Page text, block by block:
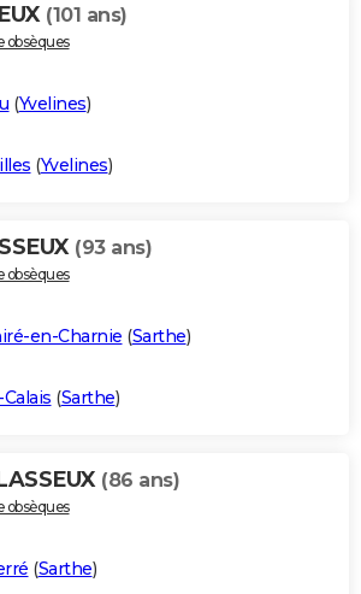
(101 ans)
obsèques
(Yvelines)
(Yvelines)
(93 ans)
obsèques
en-Charnie (Sarthe)
(Sarthe)
(86 ans)
obsèques
(Sarthe)